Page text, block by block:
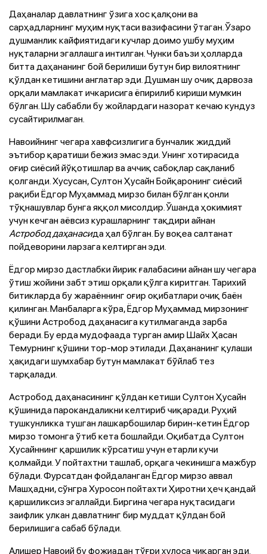
Даҳаналар давлатнинг ўзига хос қалқони ва
сарҳадларнинг муҳим нуқтаси вазифасини ўтаган. Ўзаро
душманлик кайфиятидаги кучлар доимо ушбу муҳим
нуқталарни эгаллашга интилган. Чунки баъзи ҳолларда
битта даҳананинг бой берилиши бутун бир вилоятнинг
қўлдан кетишини англатар эди. Душман шу очиқ дарвоза
орқали мамлакат ичкарисига ёпирилиб кириши мумкин
бўлган. Шу сабабли бу жойлардаги назорат кечаю кундуз
сусайтирилмаган.
Навоийнинг чегара хавфсизлигига бунчалик жиддий
эътибор қаратиши бежиз эмас эди. Унинг хотирасида
оғир сиёсий йўқотишлар ва аччиқ сабоқлар сақланиб
қолганди. Хусусан, Султон Ҳусайн Бойқаронинг сиёсий
рақиби Ёдгор Муҳаммад мирзо билан бўлган қонли
тўқнашувлар бунга яққол мисолдир. Ўшанда ҳокимият
учун кечган аёвсиз курашларнинг тақдири айнан
Астробод даҳанасида ҳал бўлган. Бу воқеа салтанат
пойдеворини ларзага келтирган эди.
Ёдгор мирзо дастлабки йирик ғалабасини айнан шу чегара
ўтиш жойини забт этиш орқали қўлга киритган. Тарихий
битикларда бу жараённинг оғир оқибатлари очиқ баён
қилинган. Манбаларга кўра, Ёдгор Муҳаммад мирзонинг
қўшини Астробод даҳанасига кутилмаганда зарба
беради. Бу ерда мудофаада турган амир Шайх Ҳасан
Темурнинг қўшини тор-мор этилади. Даҳананинг қулаши
ҳақидаги шумхабар бутун мамлакат бўйлаб тез
тарқалади.
Астробод даҳанасининг қўлдан кетиши Султон Ҳусайн
қўшинида парокандаликни келтириб чиқаради. Руҳий
тушкунликка тушган лашкарбошилар бирин-кетин Ёдгор
мирзо томонга ўтиб кета бошлайди. Оқибатда Султон
Ҳусайннинг қаршилик кўрсатиш учун етарли кучи
қолмайди. У пойтахтни ташлаб, орқага чекинишга мажбур
бўлади. Фурсатдан фойдаланган Ёдгор мирзо аввал
Машҳадни, сўнгра Хуросон пойтахти Ҳиротни ҳеч қандай
қаршиликсиз эгаллайди. Биргина чегара нуқтасидаги
заифлик улкан давлатнинг бир муддат қўлдан бой
берилишига сабаб бўлади.
Алишер Навоий бу фожиадан тўғри хулоса чиқарган эди.